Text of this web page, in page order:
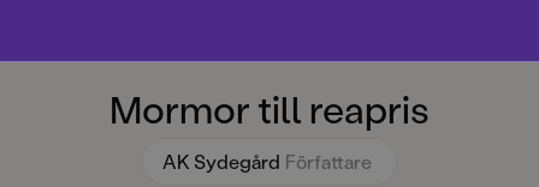
Mormor till reapris
AK Sydegård Författare